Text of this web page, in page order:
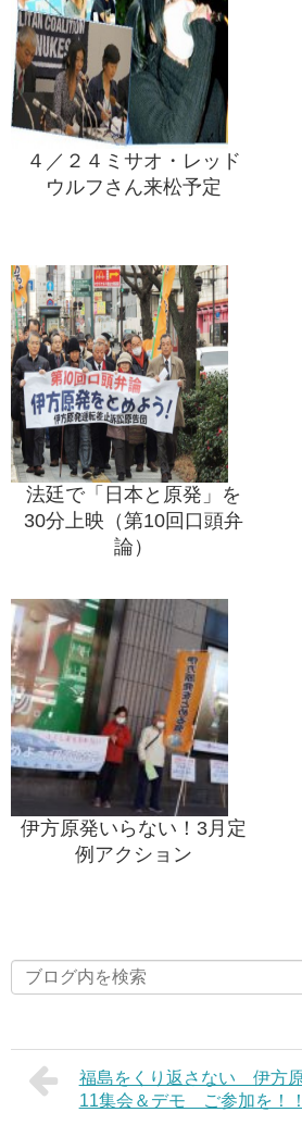
４／２４ミサオ・レッド
ウルフさん来松予定
法廷で「日本と原発」を
30分上映（第10回口頭弁
論）
伊方原発いらない！3月定
例アクション
福島をくり返さない 伊方
11集会＆デモ ご参加を！！